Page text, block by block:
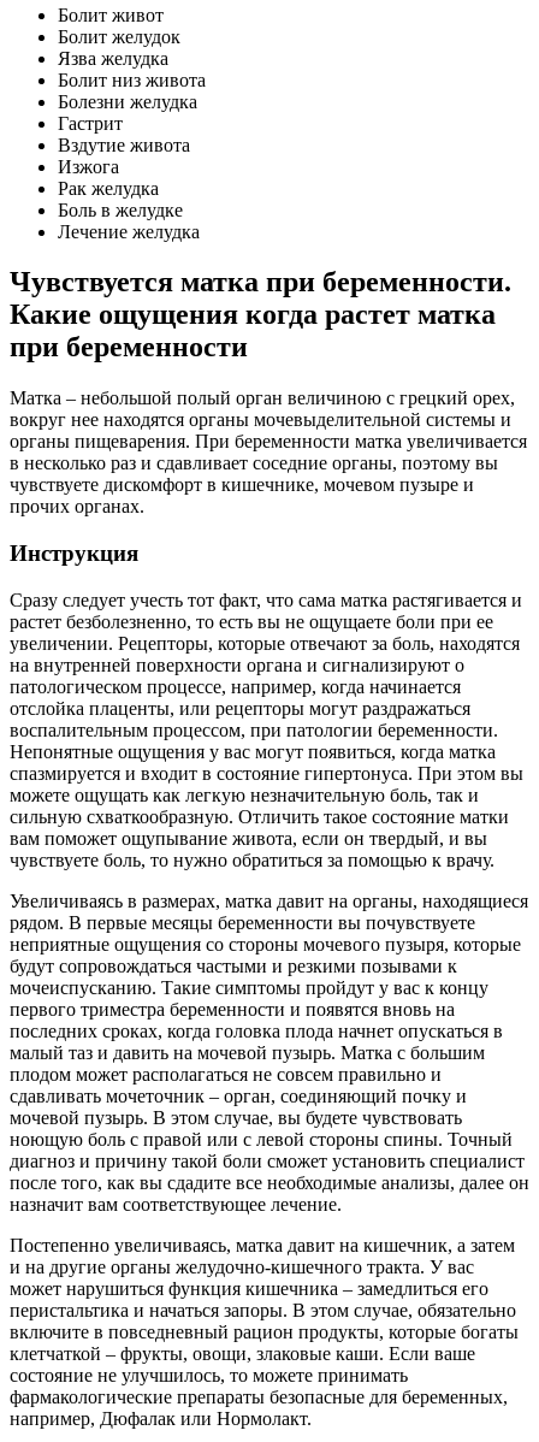
Болит живот
Болит желудок
Язва желудка
Болит низ живота
Болезни желудка
Гастрит
Вздутие живота
Изжога
Рак желудка
Боль в желудке
Лечение желудка
Чувствуется матка при беременности.
Какие ощущения когда растет матка
при беременности
Матка – небольшой полый орган величиною с грецкий орех,
вокруг нее находятся органы мочевыделительной системы и
органы пищеварения. При беременности матка увеличивается
в несколько раз и сдавливает соседние органы, поэтому вы
чувствуете дискомфорт в кишечнике, мочевом пузыре и
прочих органах.
Инструкция
Сразу следует учесть тот факт, что сама матка растягивается и
растет безболезненно, то есть вы не ощущаете боли при ее
увеличении. Рецепторы, которые отвечают за боль, находятся
на внутренней поверхности органа и сигнализируют о
патологическом процессе, например, когда начинается
отслойка плаценты, или рецепторы могут раздражаться
воспалительным процессом, при патологии беременности.
Непонятные ощущения у вас могут появиться, когда матка
спазмируется и входит в состояние гипертонуса. При этом вы
можете ощущать как легкую незначительную боль, так и
сильную схваткообразную. Отличить такое состояние матки
вам поможет ощупывание живота, если он твердый, и вы
чувствуете боль, то нужно обратиться за помощью к врачу.
Увеличиваясь в размерах, матка давит на органы, находящиеся
рядом. В первые месяцы беременности вы почувствуете
неприятные ощущения со стороны мочевого пузыря, которые
будут сопровождаться частыми и резкими позывами к
мочеиспусканию. Такие симптомы пройдут у вас к концу
первого триместра беременности и появятся вновь на
последних сроках, когда головка плода начнет опускаться в
малый таз и давить на мочевой пузырь. Матка с большим
плодом может располагаться не совсем правильно и
сдавливать мочеточник – орган, соединяющий почку и
мочевой пузырь. В этом случае, вы будете чувствовать
ноющую боль с правой или с левой стороны спины. Точный
диагноз и причину такой боли сможет установить специалист
после того, как вы сдадите все необходимые анализы, далее он
назначит вам соответствующее лечение.
Постепенно увеличиваясь, матка давит на кишечник, а затем
и на другие органы желудочно-кишечного тракта. У вас
может нарушиться функция кишечника – замедлиться его
перистальтика и начаться запоры. В этом случае, обязательно
включите в повседневный рацион продукты, которые богаты
клетчаткой – фрукты, овощи, злаковые каши. Если ваше
состояние не улучшилось, то можете принимать
фармакологические препараты безопасные для беременных,
например, Дюфалак или Нормолакт.